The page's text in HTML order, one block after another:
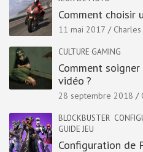
Comment choisir
11 mai 2017
CULTURE GAMING
Comment
vidéo ?
28 septembre 2018
BLOCKBUSTER
GUIDE JEU
Configuration de